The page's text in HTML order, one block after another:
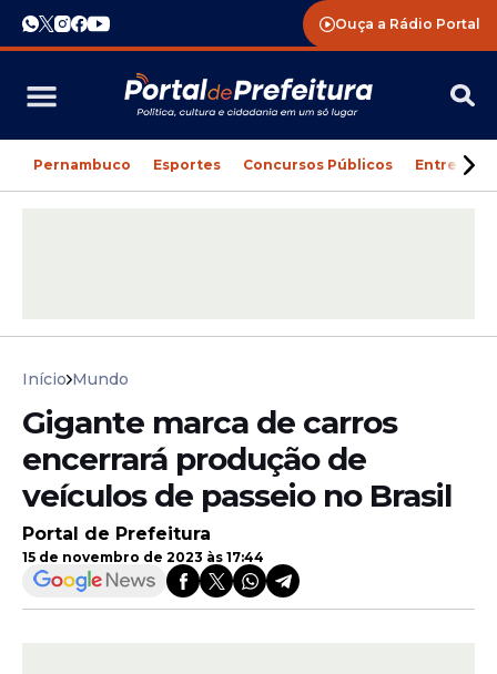
Ouça a Rádio Portal
Pernambuco Esportes Concursos Públicos
Início Mundo
Gigante marca de carros
encerrará produção de
veículos de passeio no Brasil
Portal de Prefeitura
15 de novembro de 2023 às 17:44